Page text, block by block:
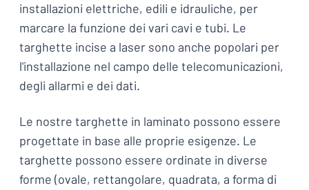
installazioni elettriche, edili e idrauliche, per
marcare la funzione dei vari cavi e tubi. Le
targhette incise a laser sono anche popolari per
l'installazione nel campo delle telecomunicazioni,
degli allarmi e dei dati.
Le nostre targhette in laminato possono essere
progettate in base alle proprie esigenze. Le
targhette possono essere ordinate in diverse
forme (ovale, rettangolare, quadrata, a forma di